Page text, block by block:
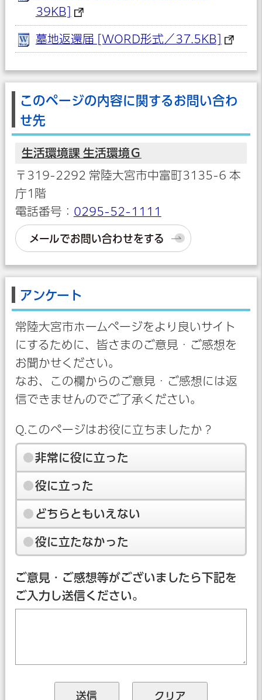
39KB]
墓地返還届 [WORD形式／37.5KB]
このページの内容に関するお問い合わ
せ先
生活環境課 生活環境Ｇ
〒319-2292 常陸大宮市中富町3135-6 本
庁1階
電話番号： 0295-52-1111
メールでお問い合わせをする
アンケート
常陸大宮市ホームページをより良いサイト
にするために、皆さまのご意見・ご感想を
お聞かせください。
なお、この欄からのご意見・ご感想には返
信できませんのでご了承ください。
Q.このページはお役に立ちましたか？
非常に役に立った
役に立った
どちらともいえない
役に立たなかった
ご意見・ご感想等がございましたら下記を
ご入力し送信ください。